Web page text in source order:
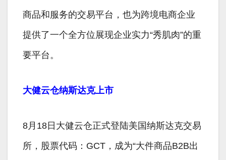
商品和服务的交易平台，也为跨境电商企业
提供了一个全方位展现企业实力“秀肌肉”的重
要平台。
大健云仓纳斯达克上市
8月18日大健云仓正式登陆美国纳斯达克交易
所，股票代码：GCT，成为“大件商品B2B出